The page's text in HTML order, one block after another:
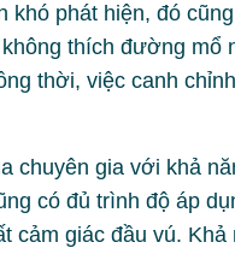
phát hiện, đó
thích đường mổ
thời, việc canh
gia với khả
có đủ trình độ áp
cảm giác đầu vú.